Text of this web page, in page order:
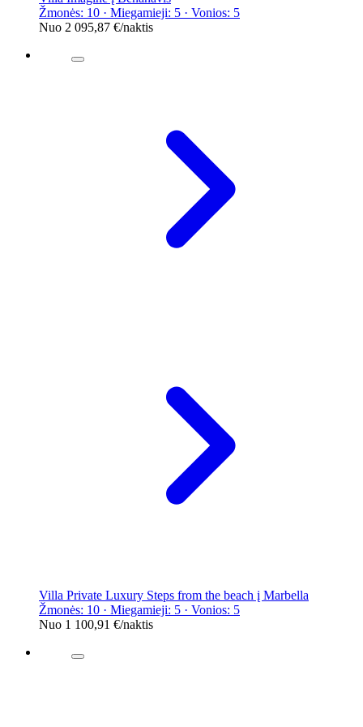
Žmonės: 10 · Miegamieji: 5 · Vonios: 5
Nuo 2 095,87 €/naktis
Villa Private Luxury Steps from the beach į Marbella
Žmonės: 10 · Miegamieji: 5 · Vonios: 5
Nuo 1 100,91 €/naktis